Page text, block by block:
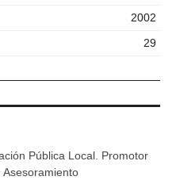
2002
29
Pública Local. Promotor